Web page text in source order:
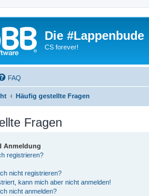
Die #Lappenbude
CS forever!
FAQ
Häufig gestellte Fragen
Fragen
Anmeldung
registrieren?
nicht registrieren?
kann mich aber nicht anmelden!
nicht anmelden?